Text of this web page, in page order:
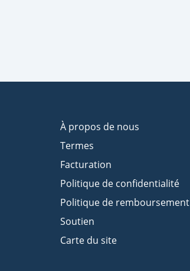
À propos de nous
Termes
Facturation
Politique de confidentialité
Politique de remboursement
Soutien
Carte du site